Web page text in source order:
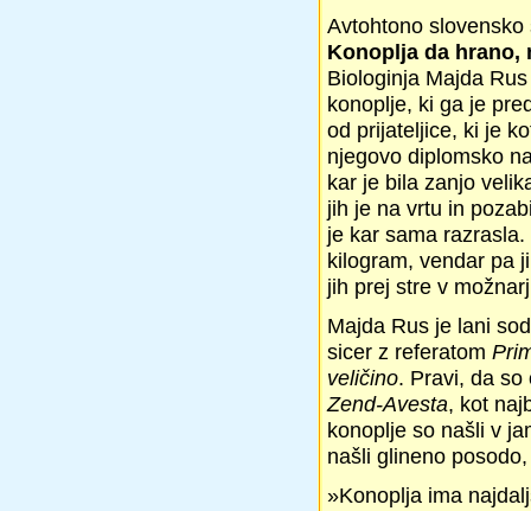
Avtohtono
Konoplja da hrano,
Biologinja Majda
konoplje, ki ga je
od prijateljice, ki je
njegovo diplomsko
kar je bila zanjo
jih je na vrtu in
je kar sama
kilogram, vendar pa
jih prej stre v
Majda Rus je lani
sicer z referatom
veličino. Pravi, da so
Zend-Avesta, kot
konoplje so našli v
našli glineno
»Konoplja ima